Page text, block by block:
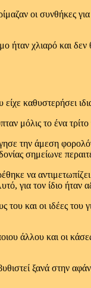
οι συνθήκες
ήταν χλιαρό και
καθυστερήσει
μόλις το ένα
την άμεση
σημείωνε
να
για τον ίδιο ήταν
και οι ιδέες
άλλου και οι
ξανά στην